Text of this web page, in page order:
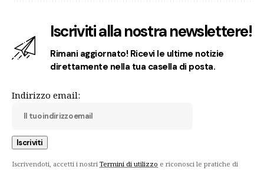
Iscriviti alla nostra newslettere!
Rimani aggiornato! Ricevi le ultime notizie
direttamente nella tua casella di posta.
Indirizzo email:
Iscrivendoti, accetti i nostri Termini di utilizzo e riconosci le pratiche di